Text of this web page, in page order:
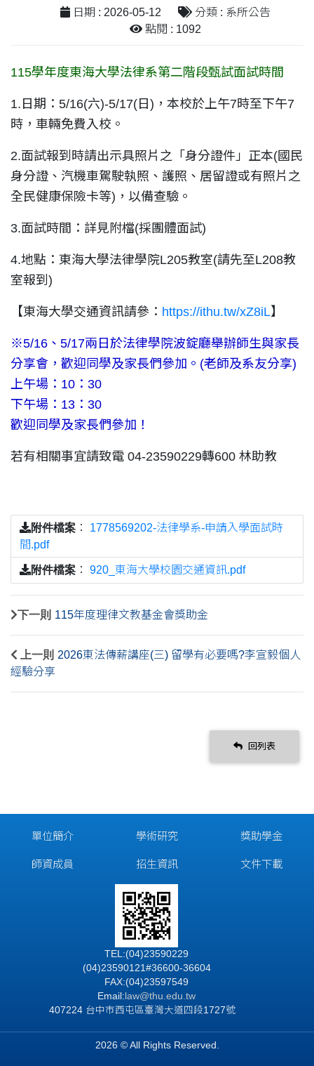
日期 : 2026-05-12
分類 : 系所公告
點閱 : 1092
115學年度東海大學法律系第二階段甄試面試時間
1.日期：5/16(六)-5/17(日)，本校於上午7時至下午7
時，車輛免費入校。
2.面試報到時請出示具照片之「身分證件」正本(國民
身分證、汽機車駕駛執照、護照、居留證或有照片之
全民健康保險卡等)，以備查驗。
3.面試時間：詳見附檔(採團體面試)
4.地點：東海大學法律學院L205教室(請先至L208教
室報到)
【東海大學交通資訊請參： https://ithu.tw/xZ8iL】
※5/16、5/17兩日於法律學院波錠廳舉辦師生與家長
分享會，歡迎同學及家長們參加。(老師及系友分享)
上午場：10：30
下午場：13：30
歡迎同學及家長們參加！
若有相關事宜請致電 04-23590229轉600 林助教
附件檔案 ： 1778569202-法律學系-申請入學面試時
間.pdf
附件檔案 ： 920_東海大學校園交通資訊.pdf
下一則 115年度理律文教基金會獎助金
上一則 2026東法傳薪講座(三) 留學有必要嗎?李宣毅個人
經驗分享
回列表
單位簡介
師資成員
學術研究
招生資訊
獎助學金
文件下載
TEL:(04)23590229
(04)23590121#36600-36604
FAX:(04)23597549
Email: law@thu.edu.tw
407224 台中市西屯區臺灣大道四段1727號
2026 © All Rights Reserved.